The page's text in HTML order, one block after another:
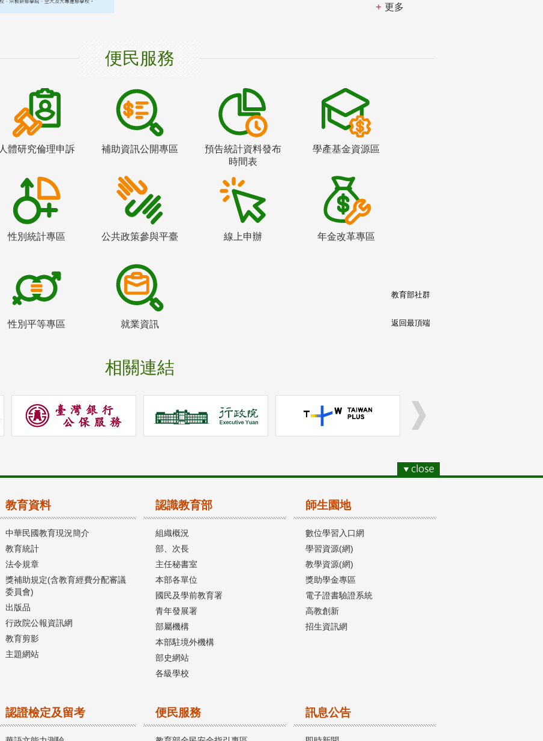
更多
便民服務
人體研究倫理申訴 補助資訊公開專區
預告統計資料發布
時間表
學產基金資源區
性別統計專區 公共政策參與平臺 線上申辦 年金改革專區
性別平等專區 就業資訊
相關連結
教育部社群
返回最頂端
教育資料
中華民國教育現況簡介
教育統計
法令規章
獎補助規定(含教育經費分配審議
委員會)
出版品
行政院公報資訊網
教育剪影
主題網站
認識教育部
組織概況
部、次長
主任秘書室
本部各單位
國民及學前教育署
青年發展署
部屬機構
本部駐境外機構
部史網站
各級學校
師生園地
數位學習入口網
學習資源(網)
教學資源(網)
獎助學金專區
電子證書驗證系統
高教創新
招生資訊網
認證檢定及留考 便民服務 訊息公告